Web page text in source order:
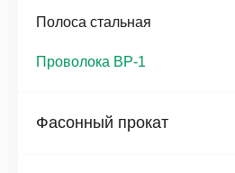
Полоса стальная
Проволока ВР-1
Фасонный прокат